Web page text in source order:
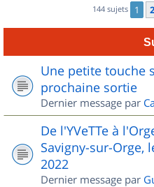
144 sujets 1 2
Une petite touche
prochaine sortie
Dernier message par
De l'YVeTTe à
Savigny-sur-Orge,
2022
Dernier message par